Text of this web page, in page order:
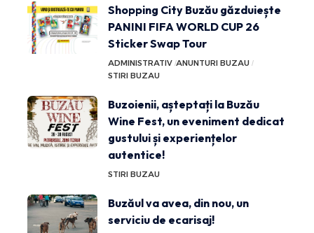
Shopping City Buzău găzduiește
PANINI FIFA WORLD CUP 26
Sticker Swap Tour
ADMINISTRATIV ANUNTURI BUZAU
STIRI BUZAU
Buzoienii, așteptați la Buzău
Wine Fest, un eveniment dedicat
gustului și experiențelor
autentice!
STIRI BUZAU
Buzăul va avea, din nou, un
serviciu de ecarisaj!